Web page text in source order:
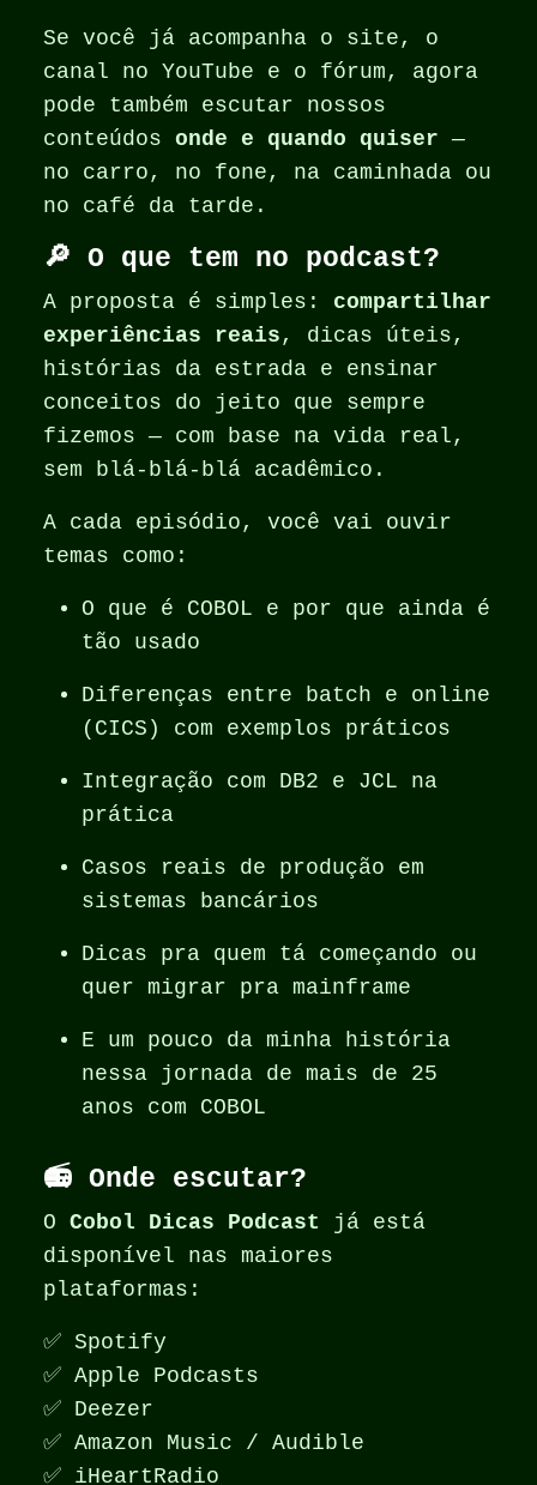
Se você já acompanha o site, o
canal no YouTube e o fórum, agora
pode também escutar nossos
conteúdos onde e quando quiser —
no carro, no fone, na caminhada ou
no café da tarde.
🔎 O que tem no podcast?
A proposta é simples: compartilhar
experiências reais , dicas úteis,
histórias da estrada e ensinar
conceitos do jeito que sempre
fizemos — com base na vida real,
sem blá-blá-blá acadêmico.
A cada episódio, você vai ouvir
temas como:
O que é COBOL e por que ainda é
tão usado
Diferenças entre batch e online
(CICS) com exemplos práticos
Integração com DB2 e JCL na
prática
Casos reais de produção em
sistemas bancários
Dicas pra quem tá começando ou
quer migrar pra mainframe
E um pouco da minha história
nessa jornada de mais de 25
anos com COBOL
📻 Onde escutar?
O Cobol Dicas Podcast já está
disponível nas maiores
plataformas:
✅ Spotify
✅ Apple Podcasts
✅ Deezer
✅ Amazon Music / Audible
✅ iHeartRadio